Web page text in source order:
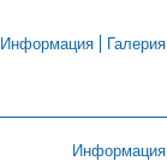
Информация
Галерия
Информация